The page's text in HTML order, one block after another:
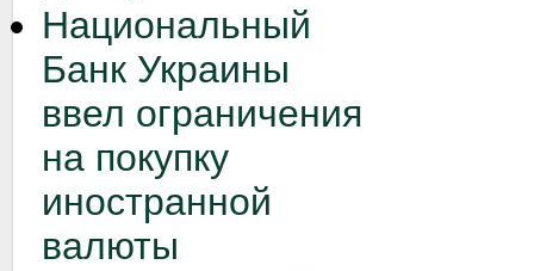
Национальный
Банк Украины
ввел ограничения
на покупку
иностранной
валюты